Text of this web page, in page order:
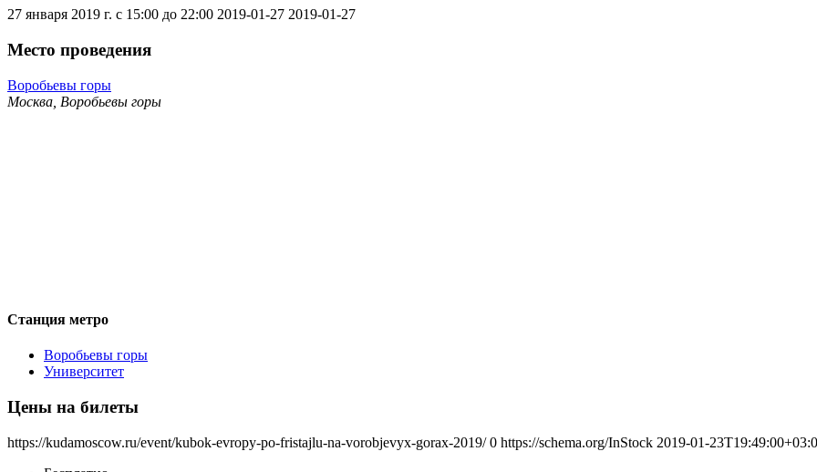
27 января 2019 г. с 15:00 до 22:00 2019-01-27 2019-01-27
Место проведения
Воробьевы горы
Москва, Воробьевы горы
Станция метро
Воробьевы горы
Университет
Цены на билеты
https://kudamoscow.ru/event/kubok-evropy-po-fristajlu-na-vorobjevyx-gorax-2019/ 0 https://schema.org/InStock 2019-01-